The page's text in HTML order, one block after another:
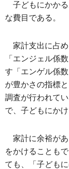
子どもにかか
な費目である。
家計支出に占
「エンジェル係
す「エンゲル係
が豊かさの指標
調査が行われて
で、子どもにか
家計に余裕が
をかけることも
ても、「子ども